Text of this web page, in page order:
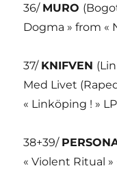
36/ MURO
Dogma » from «
37/ KNIFVEN
Med Livet
« Linköping ! »
38+39/
« Violent Ritual